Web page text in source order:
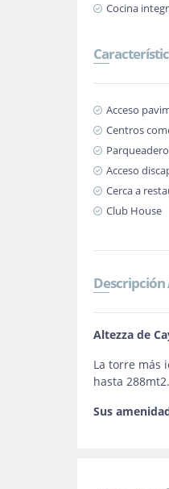
Cocina
Acceso
Centros
Acceso
Cerca a
Club House
Altezza de
La torre más
hasta
Sus